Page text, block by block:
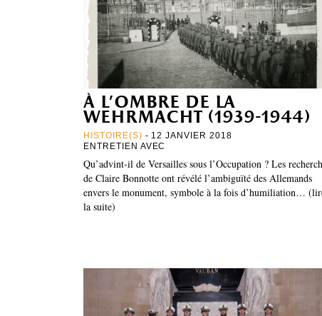
à l’ombre de la
wehrmacht (1939-1944)
HISTOIRE(S) - 12 JANVIER 2018
ENTRETIEN AVEC
Qu’advint-il de Versailles sous l’Occupation ? Les
de Claire Bonnotte ont révélé l’ambiguïté des Allemands
envers le monument, symbole à la fois d’humiliation…
la suite)